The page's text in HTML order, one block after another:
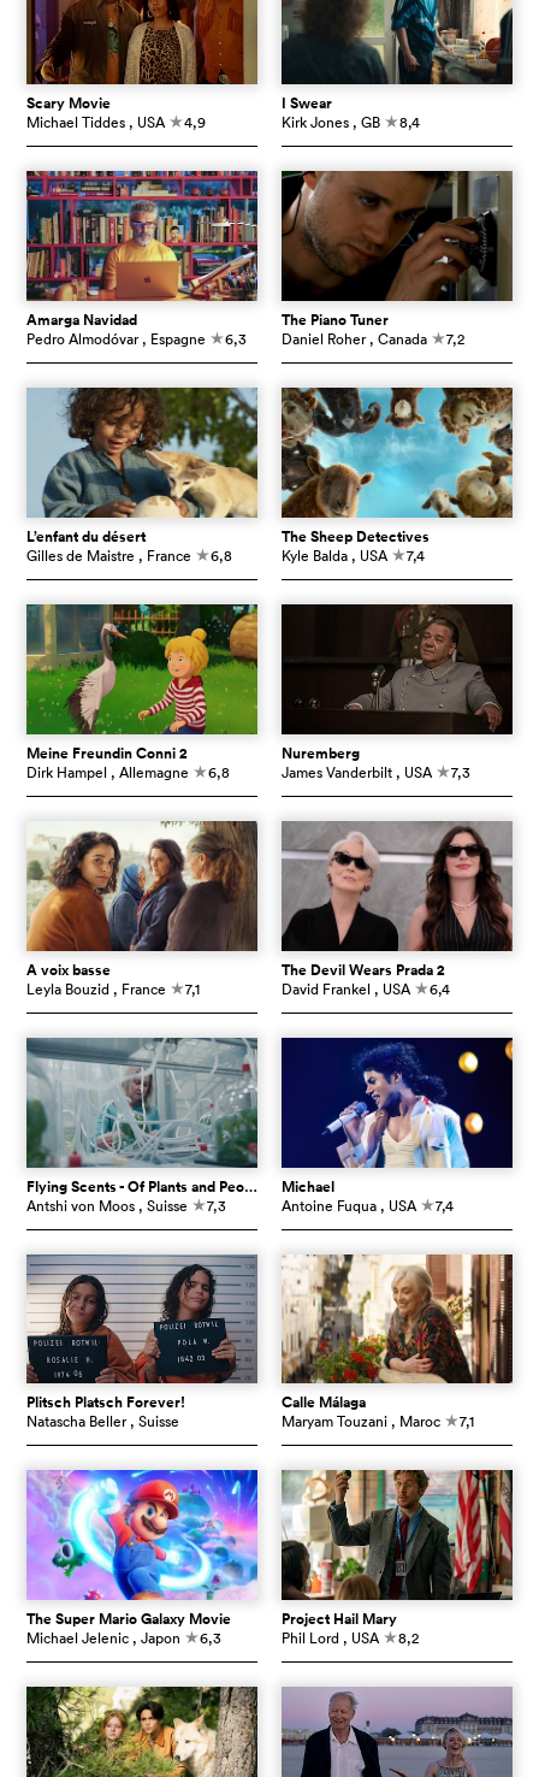
Scary Movie
Michael Tiddes , USA c4,9
I Swear
Kirk Jones , GB c8,4
Amarga Navidad
Pedro Almodóvar , Espagne c6,3
The Piano Tuner
Daniel Roher , Canada c7,2
L’enfant du désert
Gilles de Maistre , France c6,8
The Sheep Detectives
Kyle Balda , USA c7,4
Meine Freundin Conni 2
Dirk Hampel , Allemagne c6,8
Nuremberg
James Vanderbilt , USA c7,3
À voix basse
Leyla Bouzid , France c7,1
The Devil Wears Prada 2
David Frankel , USA c6,4
Flying Scents - Of Plants and People
Antshi von Moos , Suisse c7,3
Michael
Antoine Fuqua , USA c7,4
Plitsch Platsch Forever!
Natascha Beller , Suisse
Calle Málaga
Maryam Touzani , Maroc c7,1
The Super Mario Galaxy Movie
Michael Jelenic , Japon c6,3
Project Hail Mary
Phil Lord , USA c8,2